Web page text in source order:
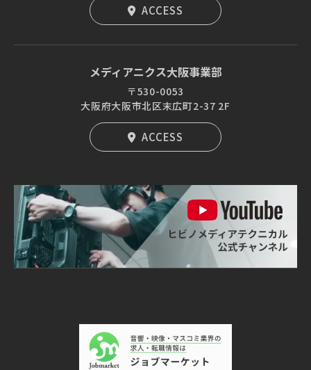
ACCESS
メディアニクス大阪事業部
〒530-0053
大阪府大阪市北区末広町2-37 2F
ACCESS